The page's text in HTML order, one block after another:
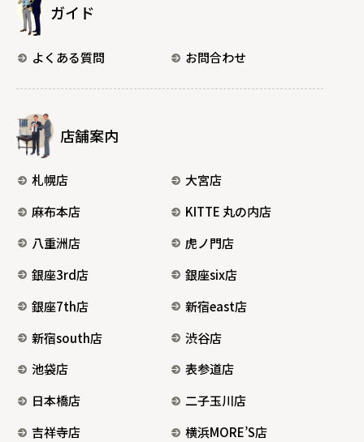
ガイド
よくある質問 お問合わせ
店舗案内
札幌店
大宮店
麻布本店
KITTE 丸の内店
八重洲店
虎ノ門店
銀座3rd店
銀座six店
銀座7th店
新宿east店
新宿south店
渋谷店
池袋店
表参道店
日本橋店
二子玉川店
吉祥寺店
横浜MORE’S店